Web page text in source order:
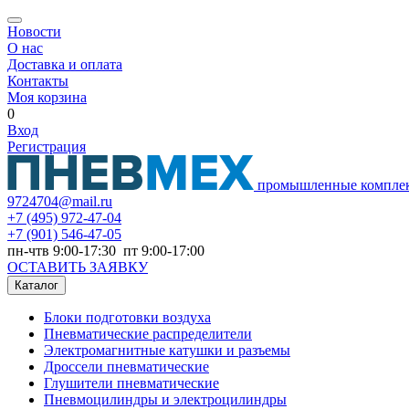
Новости
О нас
Доставка и оплата
Контакты
Моя корзина
0
Вход
Регистрация
промышленные
9724704@mail.ru
+7 (495) 972-47-04
+7 (901) 546-47-05
пн-чтв 9:00-17:30 пт 9:00-17:00
ОСТАВИТЬ ЗАЯВКУ
Каталог
Блоки подготовки воздуха
Пневматические распределители
Электромагнитные катушки и разъемы
Дроссели пневматические
Глушители пневматические
Пневмоцилиндры и электроцилиндры